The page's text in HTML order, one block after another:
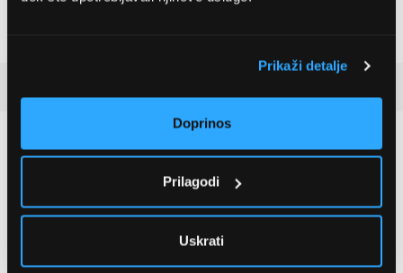
Prikaži detalje
Doprinos
Prilagodi
Uskrati
Preporučujemo za vas